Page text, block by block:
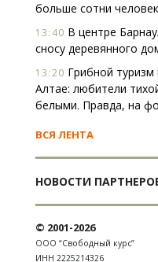
больше сотни человек
13:40 В центре
сносу деревянного
13:20 Грибной туризм
Алтае: любители
белыми. Правда, на
ВСЯ ЛЕНТА
НОВОСТИ
© 2001-2026
ООО “Свободный курс”
ИНН 2225214326